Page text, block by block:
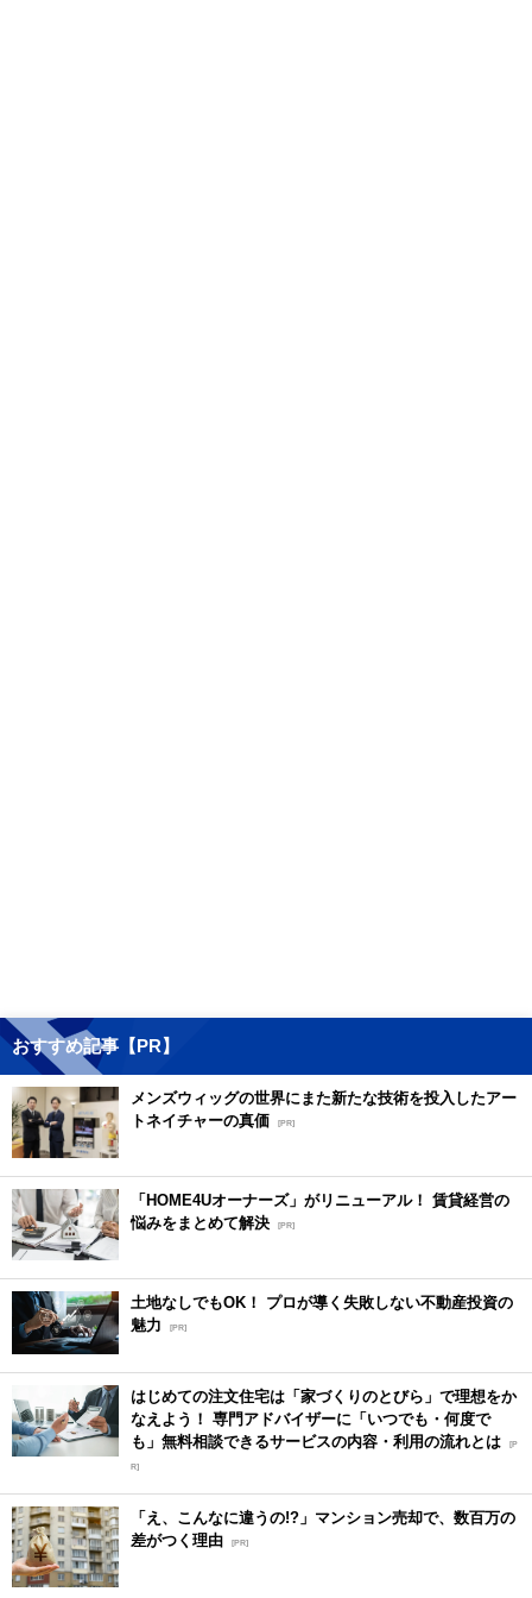
おすすめ記事【PR】
メンズウィッグの世界にまた新たな技術を投入したアー
トネイチャーの真価
[PR]
「HOME4Uオーナーズ」がリニューアル！ 賃貸経営の
悩みをまとめて解決 [PR]
土地なしでもOK！ プロが導く失敗しない不動産投資の
魅力
[PR]
はじめての注文住宅は「家づくりのとびら」で理想をか
なえよう！ 専門アドバイザーに「いつでも・何度で
も」無料相談できるサービスの内容・利用の流れとは [P
R]
「え、こんなに違うの!?」マンション売却で、数百万の
差がつく理由 [PR]